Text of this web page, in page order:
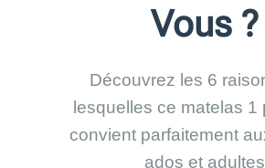
Vous ?
Découvrez les 6
lesquelles ce matelas 1
convient parfaitement
ados et adultes